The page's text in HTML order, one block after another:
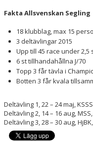
Fakta Allsvenskan Segling
18 klubblag, max 15
3 deltävlingar 2015
Upp till 45 race under
6 st tillhandahållna J/70
Topp 3 får tävla i
Botten 3 får kvala
Deltävling 1, 22 – 24 maj,
Deltävling 2, 14 – 16 aug,
Deltävling 3, 28 – 30 aug,